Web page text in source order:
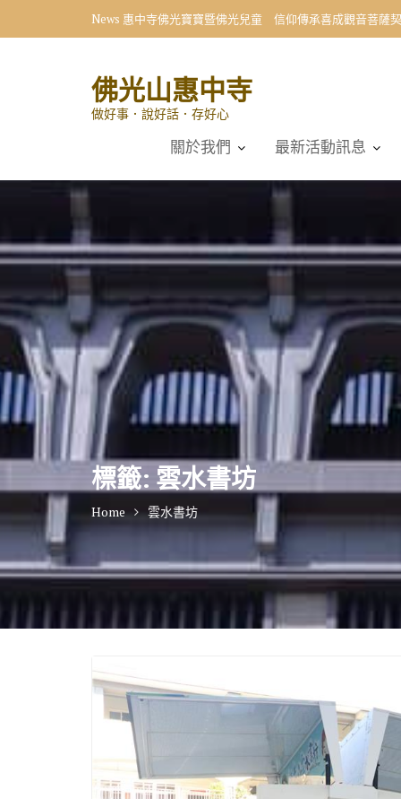
News 惠中寺佛光寶寶暨佛光兒童 信仰傳承喜成觀音菩薩
佛光山惠中寺
做好事．說好話．存好心
關於我們 最新活動訊息
標籤: 雲水書坊
Home 雲水書坊